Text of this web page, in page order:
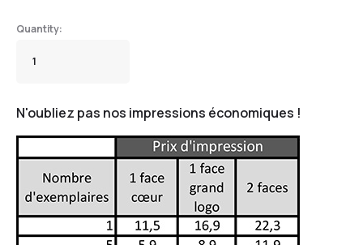
N'oubliez pas nos impressions économiques !